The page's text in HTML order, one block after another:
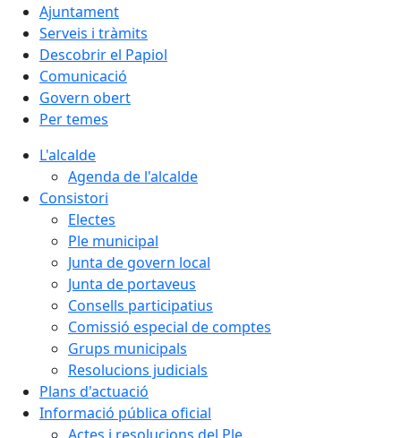
Ajuntament
Serveis i tràmits
Descobrir el Papiol
Comunicació
Govern obert
Per temes
L'alcalde
Agenda de l'alcalde
Consistori
Electes
Ple municipal
Junta de govern local
Junta de portaveus
Consells participatius
Comissió especial de comptes
Grups municipals
Resolucions judicials
Plans d'actuació
Informació pública oficial